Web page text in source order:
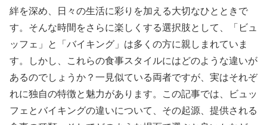
絆を深め、日々の生活に彩りを加える大切なひとときで
す。そんな時間をさらに楽しくする選択肢として、「ビュ
ッフェ」と「バイキング」は多くの方に親しまれていま
す。しかし、これらの食事スタイルにはどのような違いが
あるのでしょうか？一見似ている両者ですが、実はそれぞ
れに独自の特徴と魅力があります。この記事では、ビュッ
フェとバイキングの違いについて、その起源、提供される